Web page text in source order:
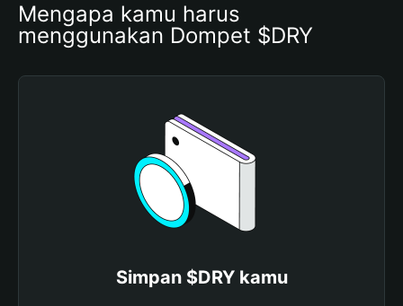
Mengapa kamu harus
menggunakan Dompet $DRY
Simpan $DRY kamu